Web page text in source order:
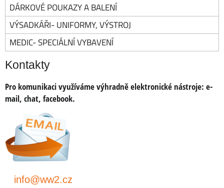
DÁRKOVÉ POUKAZY A BALENÍ
VÝSADKÁŘI- UNIFORMY, VÝSTROJ
MEDIC- SPECIÁLNÍ VYBAVENÍ
Kontakty
Pro komunikaci využíváme výhradně elektronické nástroje: e-
mail, chat, facebook.
info@ww2.cz